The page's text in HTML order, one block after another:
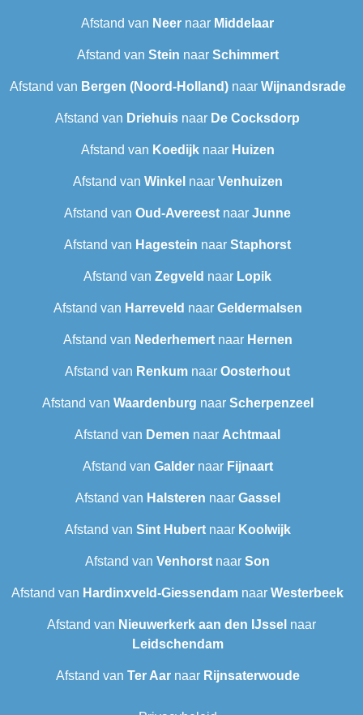
Afstand van Neer naar Middelaar
Afstand van Stein naar Schimmert
Afstand van Bergen (Noord-Holland)naar Wijnandsrade
Afstand van Driehuis naar De Cocksdorp
Afstand van Koedijknaar Huizen
Afstand van Winkel naar Venhuizen
Afstand van Oud-Avereest naar Junne
Afstand van Hagestein naar Staphorst
Afstand van Zegveld naar Lopik
Afstand van Harreveld naar Geldermalsen
Afstand van Nederhemertnaar Hernen
Afstand van Renkum naar Oosterhout
Afstand van Waardenburg naar Scherpenzeel
Afstand van Demen naar Achtmaal
Afstand van Galdernaar Fijnaart
Afstand van Halsteren naar Gassel
Afstand van Sint Hubertnaar Koolwijk
Afstand van Venhorst naar Son
Afstand van Hardinxveld-Giessendam naar Westerbeek
Afstand van Nieuwerkerk aan den IJssel naar
Leidschendam
Afstand van Ter Aar‎naar Rijnsaterwoude